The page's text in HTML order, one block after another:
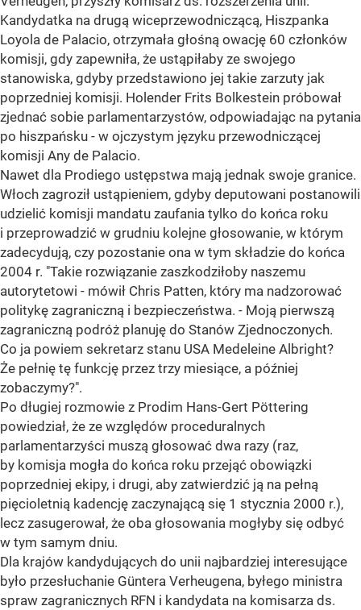
Kandydatka na drugą wiceprzewodniczącą, Hiszpanka
Loyola de Palacio, otrzymała głośną owację 60 członków
komisji, gdy zapewniła, że ustąpiłaby ze swojego
stanowiska, gdyby przedstawiono jej takie zarzuty jak
poprzedniej komisji. Holender Frits Bolkestein próbował
zjednać sobie parlamentarzystów, odpowiadając na pytania
po hiszpańsku - w ojczystym języku przewodniczącej
komisji Any de Palacio.
Nawet dla Prodiego ustępstwa mają jednak swoje granice.
Włoch zagroził ustąpieniem, gdyby deputowani postanowili
udzielić komisji mandatu zaufania tylko do końca roku
i przeprowadzić w grudniu kolejne głosowanie, w którym
zadecydują, czy pozostanie ona w tym składzie do końca
2004 r. "Takie rozwiązanie zaszkodziłoby naszemu
autorytetowi - mówił Chris Patten, który ma nadzorować
politykę zagraniczną i bezpieczeństwa. - Moją pierwszą
zagraniczną podróż planuję do Stanów Zjednoczonych.
Co ja powiem sekretarz stanu USA Medeleine Albright?
Że pełnię tę funkcję przez trzy miesiące, a później
zobaczymy?".
Po długiej rozmowie z Prodim Hans-Gert Pöttering
powiedział, że ze względów proceduralnych
parlamentarzyści muszą głosować dwa razy (raz,
by komisja mogła do końca roku przejąć obowiązki
poprzedniej ekipy, i drugi, aby zatwierdzić ją na pełną
pięcioletnią kadencję zaczynającą się 1 stycznia 2000 r.),
lecz zasugerował, że oba głosowania mogłyby się odbyć
w tym samym dniu.
Dla krajów kandydujących do unii najbardziej interesujące
było przesłuchanie Güntera Verheugena, byłego ministra
spraw zagranicznych RFN i kandydata na komisarza ds.